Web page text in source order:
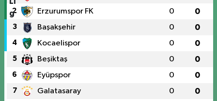
2 Erzurumspor FK 0 0
3 Başakşehir 0 0
4 Kocaelispor 0 0
5 Beşiktaş 0 0
6 Eyüpspor 0 0
7 Galatasaray 0 0